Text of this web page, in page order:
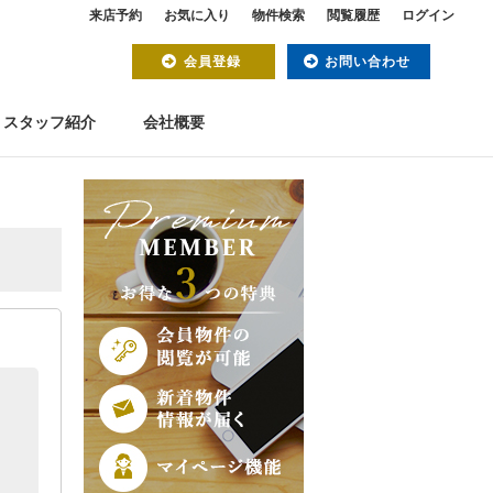
来店予約 お気に入り 物件検索 閲覧履歴 ログイン
会員登録 お問い合わせ
スタッフ紹介 会社概要